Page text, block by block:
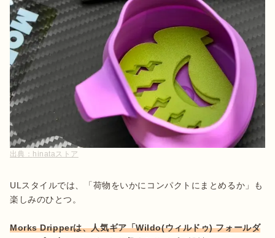
出典： hinataストア
ULスタイルでは、「荷物をいかにコンパクトにまとめるか」も
楽しみのひとつ。
Morks Dripperは、人気ギア「Wildo(ウィルドゥ) フォールダ